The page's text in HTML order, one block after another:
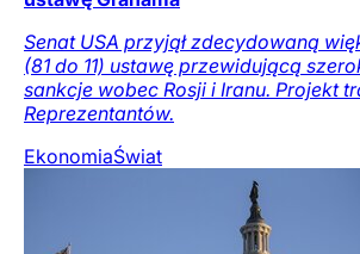
Senat USA przyjął zdecydowaną
(81 do 11) ustawę przewidującą
sankcje wobec Rosji i Iranu. Projekt
Reprezentantów.
EkonomiaŚwiat